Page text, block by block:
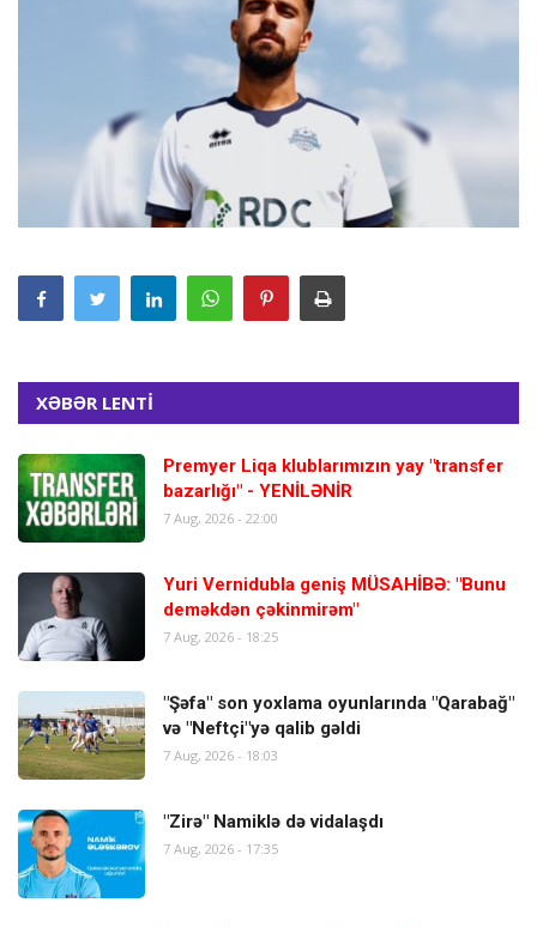
XƏBƏR LENTİ
Premyer Liqa klublarımızın yay "transfer
bazarlığı" - YENİLƏNİR
7 Aug, 2026 - 22:00
Yuri Vernidubla geniş MÜSAHİBƏ: "Bunu
deməkdən çəkinmirəm"
7 Aug, 2026 - 18:25
"Şəfa" son yoxlama oyunlarında "Qarabağ"
və "Neftçi"yə qalib gəldi
7 Aug, 2026 - 18:03
"Zirə" Namiklə də vidalaşdı
7 Aug, 2026 - 17:35